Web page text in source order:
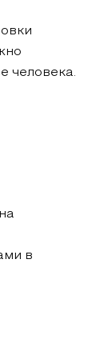
человека.
в